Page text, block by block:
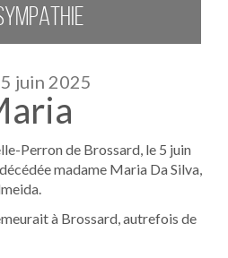
juin 2025
Perron de Brossard, le 5 juin
madame Maria Da Silva,
à Brossard, autrefois de